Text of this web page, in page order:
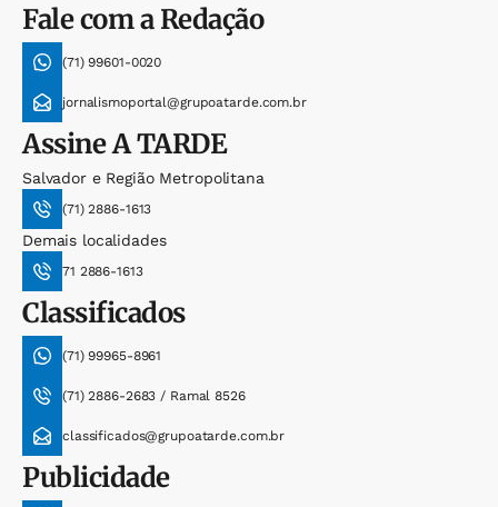
Fale com a Redação
(71) 99601-0020
jornalismoportal@grupoatarde.com.br
AssineA TARDE
Salvador e Região Metropolitana
(71) 2886-1613
Demais localidades
71 2886-1613
Classificados
(71) 99965-8961
(71) 2886-2683 / Ramal 8526
classificados@grupoatarde.com.br
Publicidade